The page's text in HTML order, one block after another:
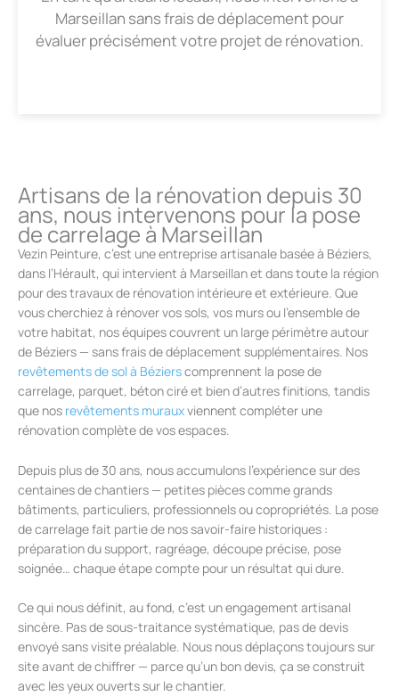
Marseillan sans frais de déplacement pour
évaluer précisément votre projet de rénovation.
Artisans de la rénovation depuis 30
ans, nous intervenons pour la pose
de carrelage à Marseillan
Vezin Peinture, c’est une entreprise artisanale basée à Béziers,
dans l’Hérault, qui intervient à Marseillan et dans toute la région
pour des travaux de rénovation intérieure et extérieure. Que
vous cherchiez à rénover vos sols, vos murs ou l’ensemble de
votre habitat, nos équipes couvrent un large périmètre autour
de Béziers — sans frais de déplacement supplémentaires. Nos
revêtements de sol à Bézierscomprennent la pose de
carrelage, parquet, béton ciré et bien d’autres finitions, tandis
que nos revêtements murauxviennent compléter une
rénovation complète de vos espaces.
Depuis plus de 30 ans, nous accumulons l’expérience sur des
centaines de chantiers — petites pièces comme grands
bâtiments, particuliers, professionnels ou copropriétés. La pose
de carrelage fait partie de nos savoir-faire historiques :
préparation du support, ragréage, découpe précise, pose
soignée… chaque étape compte pour un résultat qui dure.
Ce qui nous définit, au fond, c’est un engagement artisanal
sincère. Pas de sous-traitance systématique, pas de devis
envoyé sans visite préalable. Nous nous déplaçons toujours sur
site avant de chiffrer — parce qu’un bon devis, ça se construit
avec les yeux ouverts sur le chantier.